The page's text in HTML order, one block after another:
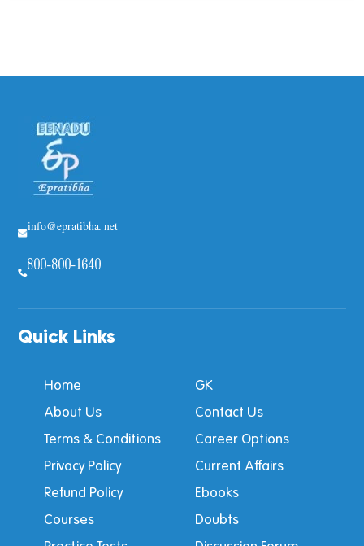
info@epratibha.net
800-800-1640
Quick Links
Home
GK
About Us
Contact Us
Terms & Conditions
Career Options
Privacy Policy
Current Affairs
Refund Policy
Ebooks
Courses
Doubts